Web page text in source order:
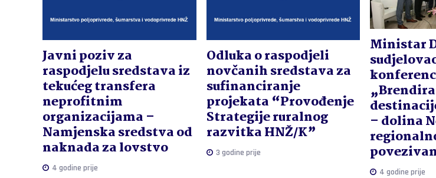
Javni poziv za
raspodjelu sredstava iz
tekućeg transfera
neprofitnim
organizacijama –
Namjenska sredstva od
naknada za lovstvo
4 godine prije
Odluka o raspodjeli
novčanih sredstava za
sufinanciranje
projekata “Provođenje
Strategije ruralnog
razvitka HNŽ/K”
3 godine prije
Ministar
– dolina
4 godine prije